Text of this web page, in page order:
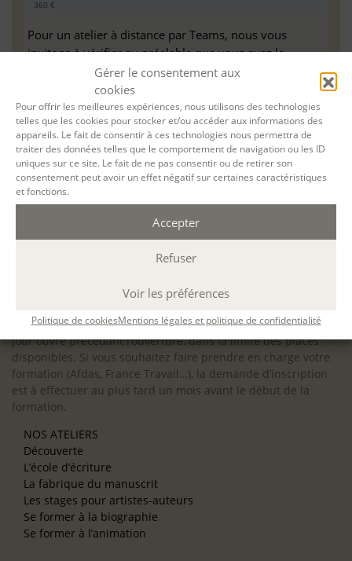
Gérer le consentement aux
cookies
Pour offrir les meilleures expériences, nous utilisons des technologies
telles que les cookies pour stocker et/ou accéder aux informations des
appareils. Le fait de consentir à ces technologies nous permettra de
traiter des données telles que le comportement de navigation ou les ID
uniques sur ce site. Le fait de ne pas consentir ou de retirer son
consentement peut avoir un effet négatif sur certaines caractéristiques
et fonctions.
Accepter
Refuser
Voir les préférences
Politique de cookiesMentions légales et politique de confidentialité
Pour un atelier à distance par Teams, nous vous
invitons à vérifier au préalable que vous avez la
configuration minimale requise pour pouvoir travailler
dans les meilleures conditions : Configuration
matérielle requise pourMicrosoft Teams | Microsoft
Learn
Accessibilité : ALEPH-ÉCRITURE est sensible à l’inclusion des
personnes en situation de handicap. Si vous avez besoin
d’un aménagement spécifique de programme, n’hésitez pas
à nous contacter en amont de votre inscription afin
supports, accessibilité de nos salles).
inscriptions à nos activités sont ouvertes jusqu’au dernier
jour ouvré précédant l’ouverture, dans la limite des places
disponibles. Si vous souhaitez faire prendre en charge votre
formation (Afdas, France Travail…), la demande d’inscription
est à effectuer au plus tard un mois avant le début de la
formation.
NOS ATELIERS
Découverte
L’école d’écriture
La fabrique du manuscrit
Les stages pour artistes-auteurs
Se former à la biographie
Se former à l’animation